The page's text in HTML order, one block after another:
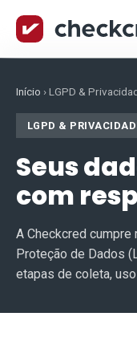
Início ›LGPD &
LGPD &
Seus
com
A Checkcred cumpre
Proteção de Dados
etapas de coleta,